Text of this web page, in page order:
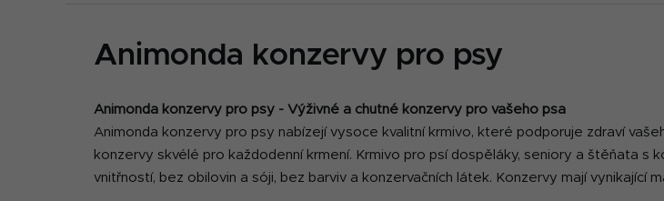
Animonda konzervy pro psy
Animonda konzervy pro psy - Výživné a chutné konzervy pro vašeho psa
Animonda konzervy pro psy nabízejí vysoce kvalitní krmivo, které podporuje zdraví
konzervy skvélé pro každodenní krmení. Krmivo pro psí dospěláky, seniory a štěňata s
vnitřností, bez obilovin a sóji, bez barviv a konzervačních látek. Konzervy mají vynikající